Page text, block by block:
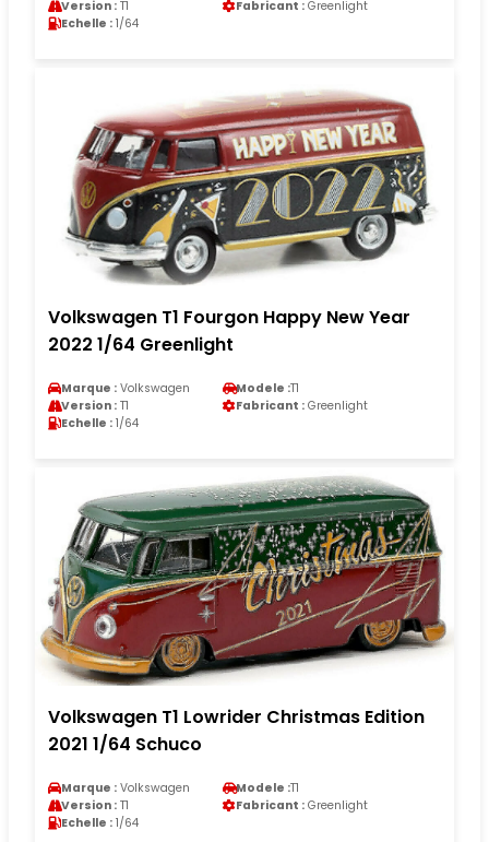
Version : T1 Fabricant : Greenlight
Echelle : 1/64
Volkswagen T1 Fourgon Happy New Year
2022 1/64 Greenlight
Marque : Volkswagen Modele :T1
Version : T1 Fabricant : Greenlight
Echelle : 1/64
Volkswagen T1 Lowrider Christmas Edition
2021 1/64 Schuco
Marque : Volkswagen Modele :T1
Version : T1 Fabricant : Greenlight
Echelle : 1/64